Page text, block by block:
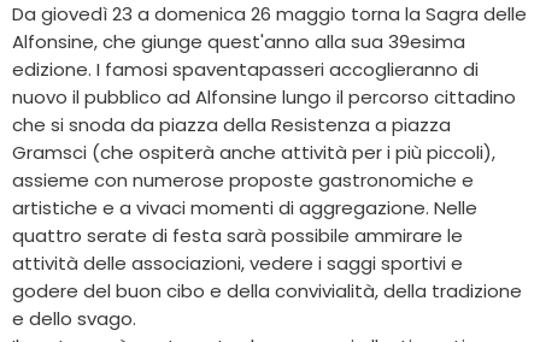
Da giovedì 23 a domenica 26 maggio torna la Sagra delle
Alfonsine, che giunge quest'anno alla sua 39esima
edizione. I famosi spaventapasseri accoglieranno di
nuovo il pubblico ad Alfonsine lungo il percorso cittadino
che si snoda da piazza della Resistenza a piazza
Gramsci (che ospiterà anche attività per i più piccoli),
assieme con numerose proposte gastronomiche e
artistiche e a vivaci momenti di aggregazione. Nelle
quattro serate di festa sarà possibile ammirare le
attività delle associazioni, vedere i saggi sportivi e
godere del buon cibo e della convivialità, della tradizione
e dello svago.